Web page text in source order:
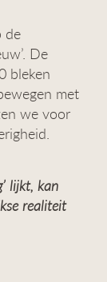
de
De
bleken
met
we voor
lijkt, kan
realiteit